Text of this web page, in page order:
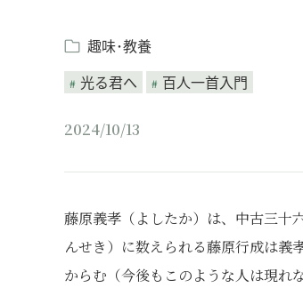
趣味･教養
光る君へ
百人一首入門
2024/10/13
藤原義孝（よしたか）は、中古三十
んせき）に数えられる藤原行成は義
からむ（今後もこのような人は現れ